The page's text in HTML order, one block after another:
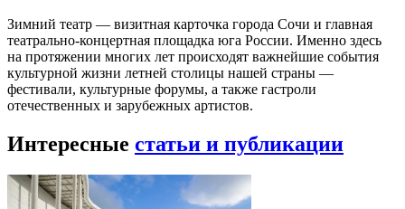
Зимний театр — визитная карточка города Сочи и главная
театрально-концертная площадка юга России. Именно здесь
на протяжении многих лет происходят важнейшие события
культурной жизни летней столицы нашей страны —
фестивали, культурные форумы, а также гастроли
отечественных и зарубежных артистов.
Интересные статьи и публикации